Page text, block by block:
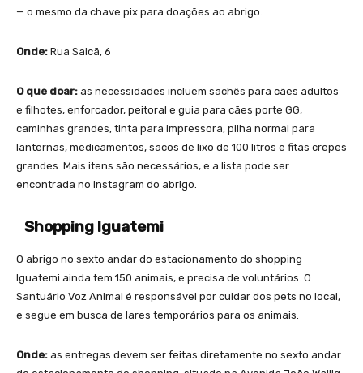
— o mesmo da chave pix para doações ao abrigo.
Onde: Rua Saicã, 6
O que doar: as necessidades incluem sachês para cães adultos
e filhotes, enforcador, peitoral e guia para cães porte GG,
caminhas grandes, tinta para impressora, pilha normal para
lanternas, medicamentos, sacos de lixo de 100 litros e fitas crepes
grandes. Mais itens são necessários, e a lista pode ser
encontrada no Instagram do abrigo.
Shopping Iguatemi
O abrigo no sexto andar do estacionamento do shopping
Iguatemi ainda tem 150 animais, e precisa de voluntários. O
Santuário Voz Animal é responsável por cuidar dos pets no local,
e segue em busca de lares temporários para os animais.
Onde: as entregas devem ser feitas diretamente no sexto andar